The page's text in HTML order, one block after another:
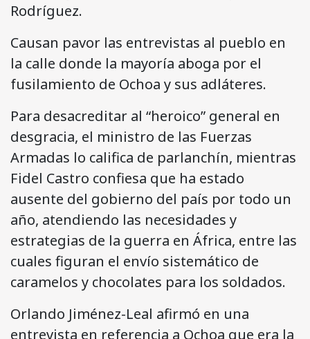
Rodríguez.
Causan pavor las entrevistas al pueblo en
la calle donde la mayoría aboga por el
fusilamiento de Ochoa y sus adláteres.
Para desacreditar al “heroico” general en
desgracia, el ministro de las Fuerzas
Armadas lo califica de parlanchín, mientras
Fidel Castro confiesa que ha estado
ausente del gobierno del país por todo un
año, atendiendo las necesidades y
estrategias de la guerra en África, entre las
cuales figuran el envío sistemático de
caramelos y chocolates para los soldados.
Orlando Jiménez-Leal afirmó en una
entrevista en referencia a Ochoa que era la